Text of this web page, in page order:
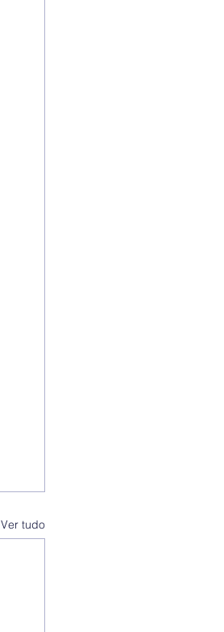
Ver tudo